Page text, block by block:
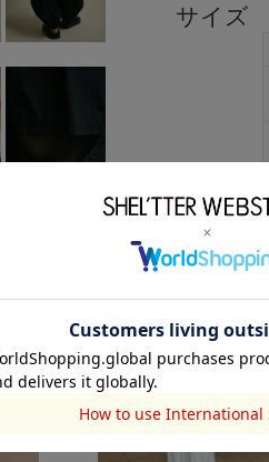
サイズ
ネート